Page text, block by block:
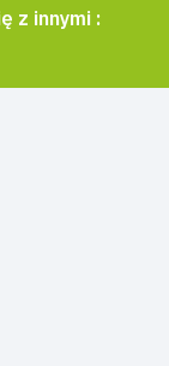
z innymi :